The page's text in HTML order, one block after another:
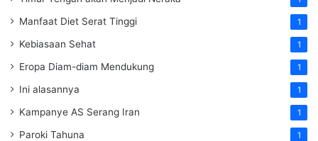
Manfaat Diet Serat Tinggi 1
Kebiasaan Sehat 1
Eropa Diam-diam Mendukung 1
Ini alasannya 1
Kampanye AS Serang Iran 1
Paroki Tahuna 1